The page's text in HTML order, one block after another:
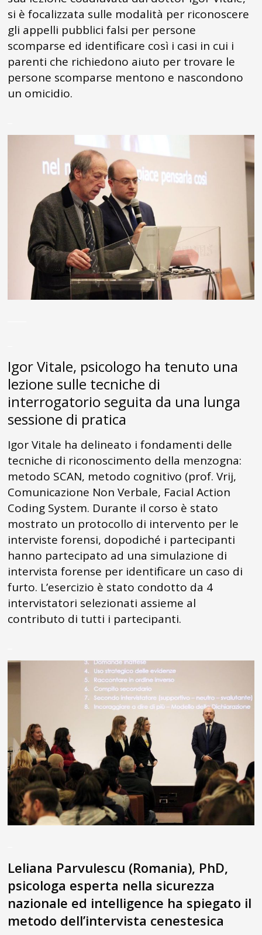
si è focalizzata sulle modalità per riconoscere
gli appelli pubblici falsi per persone
scomparse ed identificare così i casi in cui i
parenti che richiedono aiuto per trovare le
persone scomparse mentono e nascondono
un omicidio.
Igor Vitale, psicologo ha tenuto una
lezione sulle tecniche di
interrogatorio seguita da una lunga
sessione di pratica
Igor Vitale ha delineato i fondamenti delle
tecniche di riconoscimento della menzogna:
metodo SCAN, metodo cognitivo (prof. Vrij,
Comunicazione Non Verbale, Facial Action
Coding System. Durante il corso è stato
mostrato un protocollo di intervento per le
interviste forensi, dopodiché i partecipanti
hanno partecipato ad una simulazione di
intervista forense per identificare un caso di
furto. L’esercizio è stato condotto da 4
intervistatori selezionati assieme al
contributo di tutti i partecipanti.
Leliana Parvulescu (Romania), PhD,
psicologa esperta nella sicurezza
nazionale ed intelligence ha spiegato il
metodo dell’intervista cenestesica